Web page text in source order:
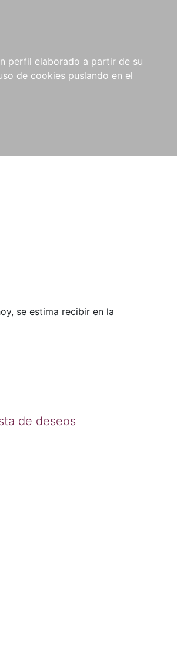
perfil elaborado a partir de su
de cookies puslando en el
COMPRAS
INSTITUCIONALES
se estima recibir en la
de deseos